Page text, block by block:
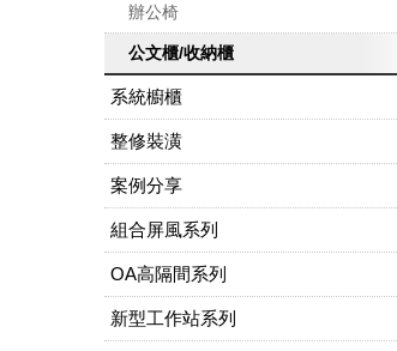
辦公椅
公文櫃/收納櫃
系統櫥櫃
整修裝潢
案例分享
組合屏風系列
OA高隔間系列
新型工作站系列